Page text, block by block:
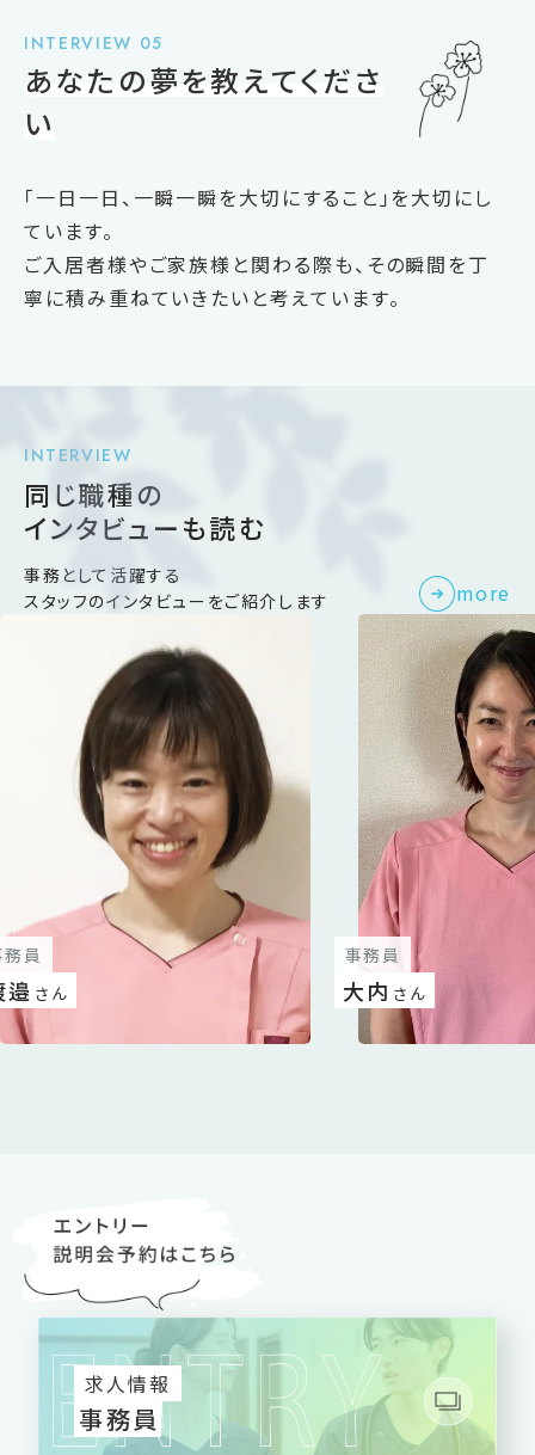
INTERVIEW 05
あなたの夢を教えてくださ
い
「一日一日、一瞬一瞬を大切にすること」を大切にし
ています。
ご入居者様やご家族様と関わる際も、その瞬間を丁
寧に積み重ねていきたいと考えています。
INTERVIEW
同じ職種の
インタビューも読む
事務として活躍する
スタッフのインタビューをご紹介します more
員
邉 さん
事務員
大内 さん
求人情報
事務員